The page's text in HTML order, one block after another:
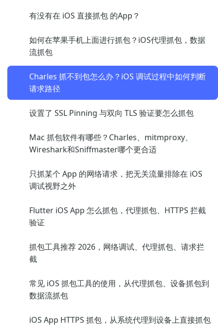
有没有在 iOS 直接抓包 的App？
如何在苹果手机上面进行抓包？iOS代理抓包，数据
流抓包
Charles 抓不到包怎么办？iOS 调试过程中如何判断
请求路径
设置了 SSL Pinning 与双向 TLS 验证要怎么抓包
Mac 抓包软件有哪些？Charles、mitmproxy、
Wireshark和Sniffmaster哪个更合适
只抓某个 App 的网络请求，把无关流量排除在 iOS
调试视野之外
Flutter iOS App 怎么抓包，代理抓包、HTTPS 拦截
验证
抓包工具推荐 2026，网络调试、代理抓包、请求拦
截
常见 iOS 抓包工具的使用，从代理抓包、设备抓包到
数据流抓包
iOS App HTTPS 抓包，从系统代理到设备上直接抓包